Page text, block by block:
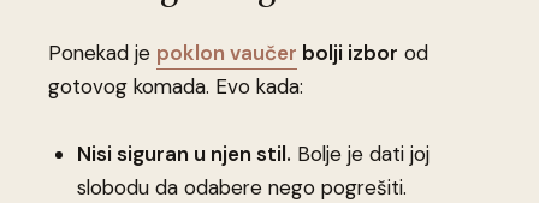
Ponekad je poklon vaučer bolji izbor od
gotovog komada. Evo kada:
Nisi siguran u njen stil. Bolje je dati joj
slobodu da odabere nego pogrešiti.